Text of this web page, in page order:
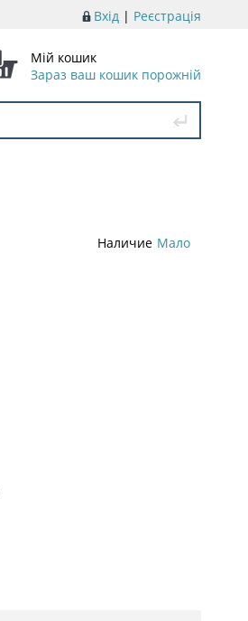
Вхід | Реєстрація
Мій кошик
Зараз ваш кошик порожній
Наличие Мало